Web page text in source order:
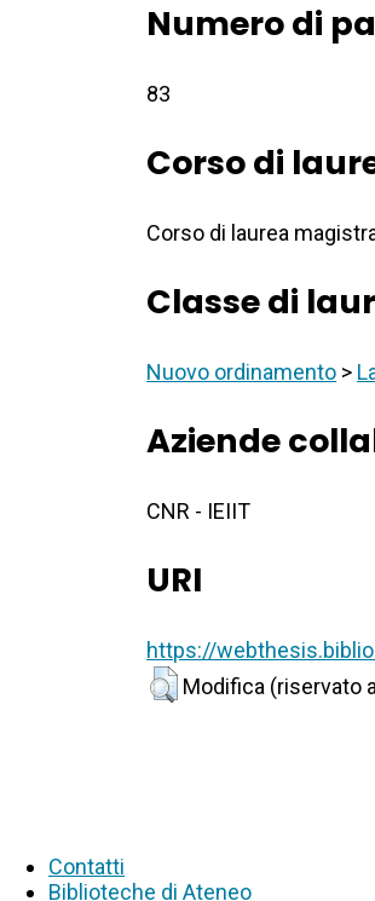
Numero di
83
Corso di
Corso di laurea
Classe di
Nuovo ordinamento >
Aziende
CNR - IEIIT
URI
https://
Modifica (riservato
Contatti
Biblioteche di Ateneo